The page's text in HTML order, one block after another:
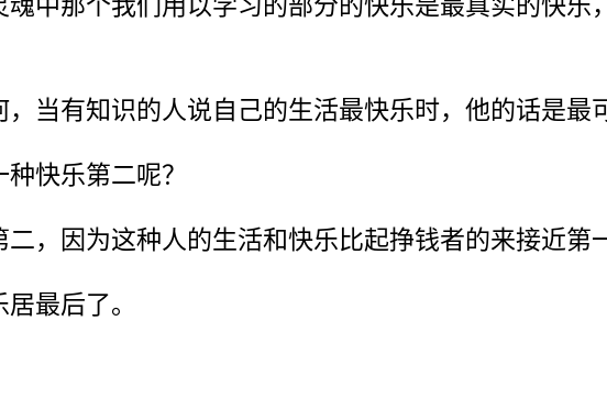
当有知识的人说自己的生活最快乐时，他的话是最
快乐第二呢？
，因为这种人的生活和快乐比起挣钱者的来接近第
最后了。